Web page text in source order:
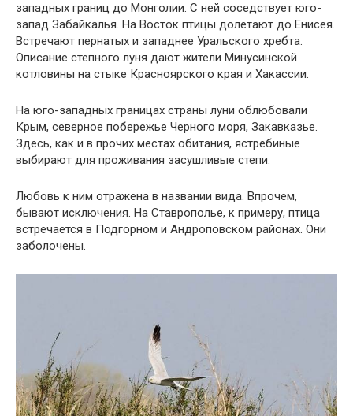
западных границ до Монголии. С ней соседствует юго-
запад Забайкалья. На Восток птицы долетают до Енисея.
Встречают пернатых и западнее Уральского хребта.
Описание степного луня дают жители Минусинской
котловины на стыке Красноярского края и Хакассии.
На юго-западных границах страны луни облюбовали
Крым, северное побережье Черного моря, Закавказье.
Здесь, как и в прочих местах обитания, ястребиные
выбирают для проживания засушливые степи.
Любовь к ним отражена в названии вида. Впрочем,
бывают исключения. На Ставрополье, к примеру, птица
встречается в Подгорном и Андроповском районах. Они
заболочены.